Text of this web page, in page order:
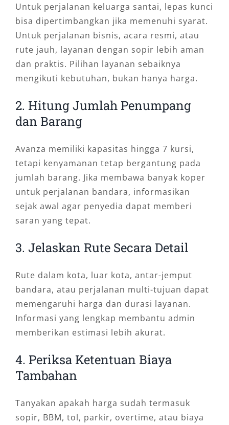
Untuk perjalanan keluarga santai, lepas kunci
bisa dipertimbangkan jika memenuhi syarat.
Untuk perjalanan bisnis, acara resmi, atau
rute jauh, layanan dengan sopir lebih aman
dan praktis. Pilihan layanan sebaiknya
mengikuti kebutuhan, bukan hanya harga.
2. Hitung Jumlah Penumpang
dan Barang
Avanza memiliki kapasitas hingga 7 kursi,
tetapi kenyamanan tetap bergantung pada
jumlah barang. Jika membawa banyak koper
untuk perjalanan bandara, informasikan
sejak awal agar penyedia dapat memberi
saran yang tepat.
3. Jelaskan Rute Secara Detail
Rute dalam kota, luar kota, antar-jemput
bandara, atau perjalanan multi-tujuan dapat
memengaruhi harga dan durasi layanan.
Informasi yang lengkap membantu admin
memberikan estimasi lebih akurat.
4. Periksa Ketentuan Biaya
Tambahan
Tanyakan apakah harga sudah termasuk
sopir, BBM, tol, parkir, overtime, atau biaya